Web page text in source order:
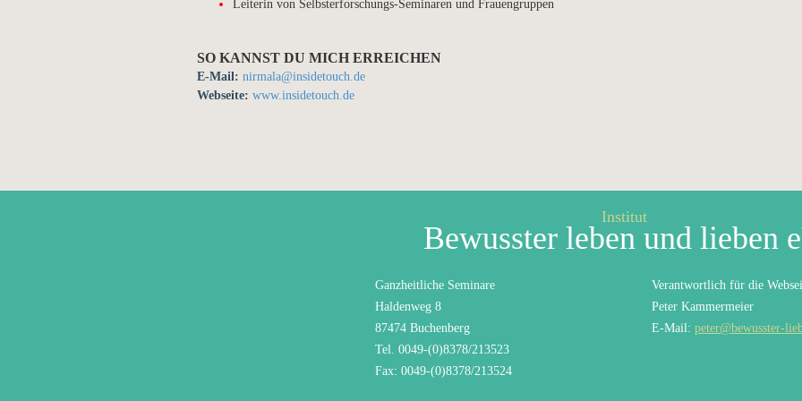
Leiterin von Selbsterforschungs-Seminaren und Frauengruppen
SO KANNST DU MICH ERREICHEN
E-Mail: nirmala@insidetouch.de
Webseite: www.insidetouch.de
Institut
Bewusster leben und lieben
Ganzheitliche Seminare
Haldenweg 8
87474 Buchenberg
Tel. 0049-(0)8378/213523
Fax: 0049-(0)8378/213524
Verantwortlich für die
Peter Kammermeier
E-Mail: peter@bewusster-